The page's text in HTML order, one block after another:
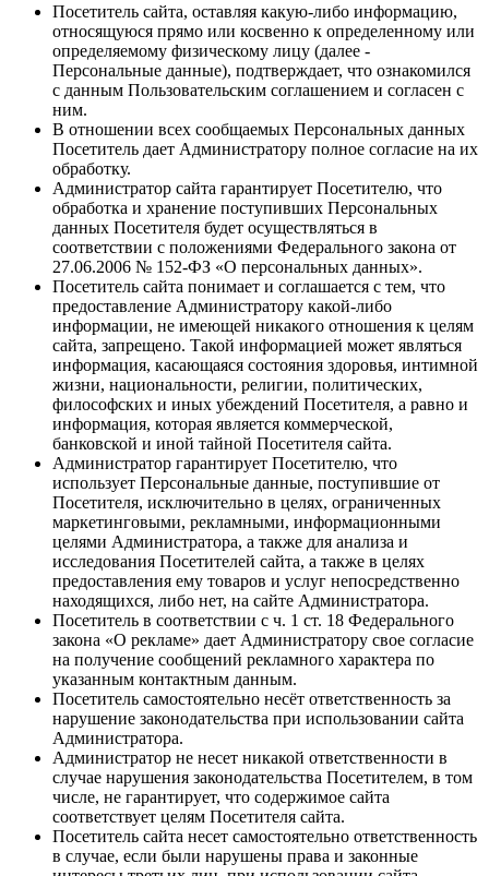
Посетитель сайта, оставляя какую-либо информацию,
относящуюся прямо или косвенно к определенному или
определяемому физическому лицу (далее -
Персональные данные), подтверждает, что ознакомился
с данным Пользовательским соглашением и согласен с
ним.
В отношении всех сообщаемых Персональных данных
Посетитель дает Администратору полное согласие на их
обработку.
Администратор сайта гарантирует Посетителю, что
обработка и хранение поступивших Персональных
данных Посетителя будет осуществляться в
соответствии с положениями Федерального закона от
27.06.2006 № 152-ФЗ «О персональных данных».
Посетитель сайта понимает и соглашается с тем, что
предоставление Администратору какой-либо
информации, не имеющей никакого отношения к целям
сайта, запрещено. Такой информацией может являться
информация, касающаяся состояния здоровья, интимной
жизни, национальности, религии, политических,
философских и иных убеждений Посетителя, а равно и
информация, которая является коммерческой,
банковской и иной тайной Посетителя сайта.
Администратор гарантирует Посетителю, что
использует Персональные данные, поступившие от
Посетителя, исключительно в целях, ограниченных
маркетинговыми, рекламными, информационными
целями Администратора, а также для анализа и
исследования Посетителей сайта, а также в целях
предоставления ему товаров и услуг непосредственно
находящихся, либо нет, на сайте Администратора.
Посетитель в соответствии с ч. 1 ст. 18 Федерального
закона «О рекламе» дает Администратору свое согласие
на получение сообщений рекламного характера по
указанным контактным данным.
Посетитель самостоятельно несёт ответственность за
нарушение законодательства при использовании сайта
Администратора.
Администратор не несет никакой ответственности в
случае нарушения законодательства Посетителем, в том
числе, не гарантирует, что содержимое сайта
соответствует целям Посетителя сайта.
Посетитель сайта несет самостоятельно ответственность
в случае, если были нарушены права и законные